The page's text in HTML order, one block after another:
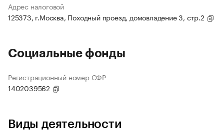
Адрес налоговой
125373, г.Москва, Походный проезд, домовладение 3, стр.2
Социальные фонды
Регистрационный номер СФР
1402039562
Виды деятельности